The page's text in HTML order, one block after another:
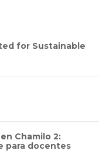
for Sustainable
Chamilo 2:
para docentes